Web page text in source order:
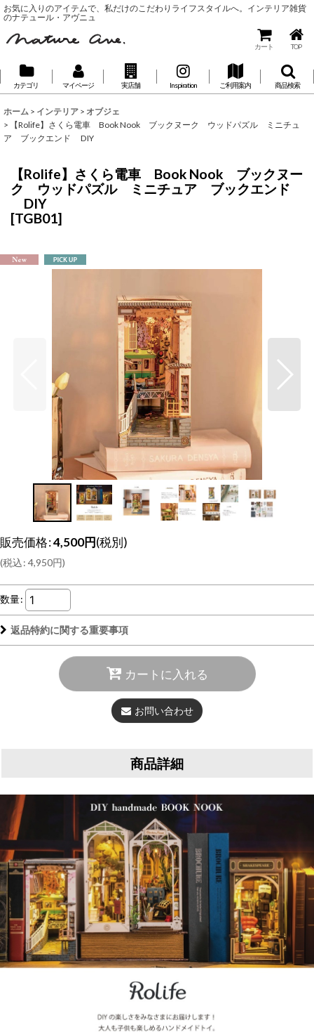
お気に入りのアイテムで、私だけのこだわりライフスタイルへ。インテリア雑貨
のナテュール・アヴニュ
カート TOP
カテゴリ マイページ 実店舗 Inspiration ご利用案内 商品検索
ホーム > インテリア > オブジェ
>
【Rolife】さくら電車 Book Nook ブックヌーク ウッドパズル ミニチュ
ア ブックエンド DIY
【Rolife】さくら電車 Book Nook ブックヌー
ク ウッドパズル ミニチュア ブックエンド
DIY
[TGB01]
販売価格:4,500円(税別)
(税込: 4,950円)
数量:
返品特約に関する重要事項
カートに入れる
お問い合わせ
商品詳細